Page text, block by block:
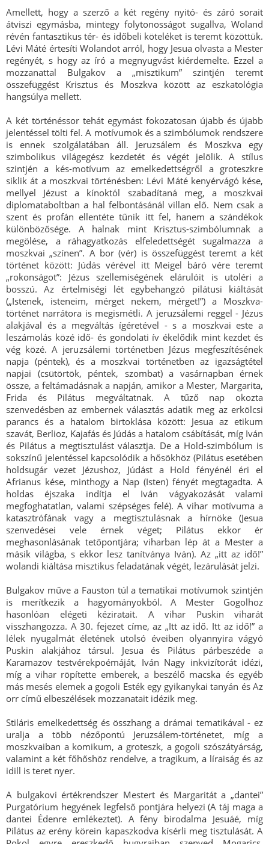
Amellett, hogy a szerző a két regény nyitó- és záró sorait
átviszi egymásba, mintegy folytonosságot sugallva, Woland
révén fantasztikus tér- és időbeli köteléket is teremt közöttük.
Lévi Máté értesíti Wolandot arról, hogy Jesua olvasta a Mester
regényét, s hogy az író a megnyugvást kiérdemelte. Ezzel a
mozzanattal Bulgakov a „misztikum” szintjén teremt
összefüggést Krisztus és Moszkva között az eszkatológia
hangsúlya mellett.
A két történéssor tehát egymást fokozatosan újabb és újabb
jelentéssel tölti fel. A motívumok és a szimbólumok rendszere
is ennek szolgálatában áll. Jeruzsálem és Moszkva egy
szimbolikus világegész kezdetét és végét jelölik. A stílus
szintjén a kés-motívum az emelkedettségről a groteszkre
siklik át a moszkvai történésben: Lévi Máté kenyérvágó kése,
mellyel Jézust a kínoktól szabadítaná meg, a moszkvai
diplomataboltban a hal felbontásánál villan elő. Nem csak a
szent és profán ellentéte tűnik itt fel, hanem a szándékok
különbözősége. A halnak mint Krisztus-szimbólumnak a
megölése, a ráhagyatkozás elfeledettségét sugalmazza a
moszkvai „színen”. A bor (vér) is összefüggést teremt a két
történet között: Júdás vérével itt Meigel báró vére teremt
„rokonságot”: Jézus szellemiségének elárulóit is utoléri a
bosszú. Az értelmiségi lét egybehangzó pilátusi kiáltását
(„Istenek, isteneim, mérget nekem, mérget!”) a Moszkva-
történet narrátora is megismétli. A jeruzsálemi reggel - Jézus
alakjával és a megváltás ígéretével - s a moszkvai este a
leszámolás közé idő- és gondolati ív ékelődik mint kezdet és
vég közé. A jeruzsálemi történetben Jézus megfeszítésének
napja (péntek), és a moszkvai történetben az igazságtétel
napjai (csütörtök, péntek, szombat) a vasárnapban érnek
össze, a feltámadásnak a napján, amikor a Mester, Margarita,
Frida és Pilátus megváltatnak. A tűző nap okozta
szenvedésben az embernek választás adatik meg az erkölcsi
parancs és a hatalom birtoklása között: Jesua az etikum
szavát, Berlioz, Kajafás és Júdás a hatalom csábítását, míg Iván
és Pilátus a megtisztulást választja. De a Hold-szimbólum is
sokszínű jelentéssel kapcsolódik a hősökhöz (Pilátus esetében
holdsugár vezet Jézushoz, Júdást a Hold fényénél éri el
Afrianus kése, minthogy a Nap (Isten) fényét megtagadta. A
holdas éjszaka indítja el Iván vágyakozását valami
megfoghatatlan, valami szépséges felé). A vihar motívuma a
katasztrófának vagy a megtisztulásnak a hírnöke (Jesua
szenvedései vele érnek véget; Pilátus ekkor ér
meghasonlásának tetőpontjára; viharban lép át a Mester a
másik világba, s ekkor lesz tanítványa Iván). Az „itt az idő!”
wolandi kiáltása misztikus feladatának végét, lezárulását jelzi.
Bulgakov műve a Fauston túl a tematikai motívumok szintjén
is merítkezik a hagyományokból. A Mester Gogolhoz
hasonlóan elégeti kéziratait. A vihar Puskin viharát
visszhangozza. A 30. fejezet címe, az „Itt az idő. Itt az idő!” a
lélek nyugalmát életének utolsó éveiben olyannyira vágyó
Puskin alakjához társul. Jesua és Pilátus párbeszéde a
Karamazov testvérekpoémáját, Iván Nagy inkvizítorát idézi,
míg a vihar röpítette emberek, a beszélő macska és egyéb
más mesés elemek a gogoli Esték egy gyikanykai tanyán és Az
orr című elbeszélések mozzanatait idézik meg.
Stiláris emelkedettség és összhang a drámai tematikával - ez
uralja a több nézőpontú Jeruzsálem-történetet, míg a
moszkvaiban a komikum, a groteszk, a gogoli szószátyárság,
valamint a két főhőshöz rendelve, a tragikum, a líraiság és az
idill is teret nyer.
A bulgakovi értékrendszer Mestert és Margaritát a „dantei”
Purgatórium hegyének legfelső pontjára helyezi (A táj maga a
dantei Édenre emlékeztet). A fény birodalma Jesuáé, míg
Pilátus az erény körein kapaszkodva kísérli meg tisztulását. A